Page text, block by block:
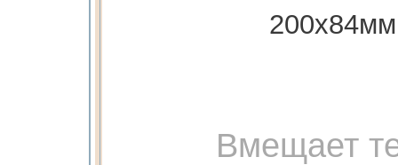
200х84мм
Вмещает